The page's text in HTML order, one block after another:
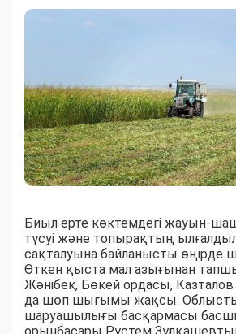
Биыл ерте көктемдегі жауын-
түсуі және топырақтың
сақталуына байланысты өңірде
Өткен қыста мал азығынан
Жәнібек, Бөкей ордасы,
да шөп шығымы жақсы.
шаруашылығы басқармасы